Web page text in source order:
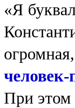
«Я
человек-
При этом